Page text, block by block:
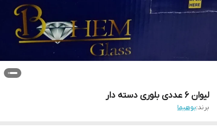
لیوان 6 عددی بلوری دسته دار
برند:بوهیما